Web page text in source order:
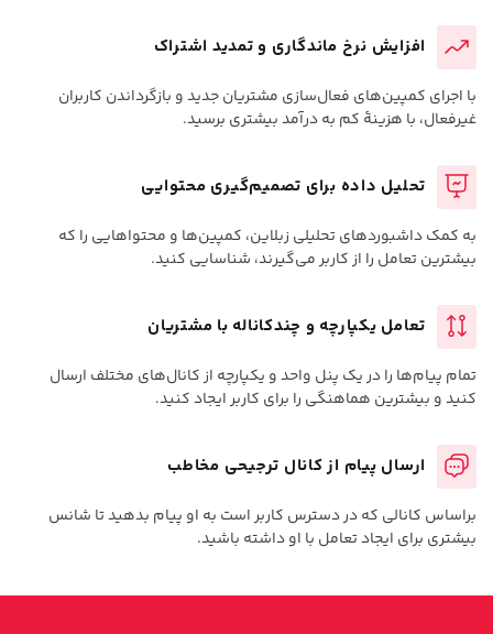
افزایش نرخ ماندگاری و تمدید اشتراک
با اجرای کمپین‌های فعال‌سازی مشتریان جدید و بازگرداندن کاربران
غیرفعال، با هزینهٔ کم به درآمد بیشتری برسید.
تحلیل داده برای تصمیم‌گیری محتوایی
به کمک داشبوردهای تحلیلی زبلاین، کمپین‌ها و محتواهایی را که
بیشترین تعامل را از کاربر می‌گیرند، شناسایی کنید.
تعامل یکپارچه و چندکاناله با مشتریان
تمام پیام‌ها را در یک پنل واحد و یکپارچه از کانال‌های مختلف ارسال
کنید و بیشترین هماهنگی را برای کاربر ایجاد کنید.
ارسال پیام از کانال ترجیحی مخاطب
براساس کانالی که در دسترس کاربر است به او پیام بدهید تا شانس
بیشتری برای ایجاد تعامل با او داشته باشید.